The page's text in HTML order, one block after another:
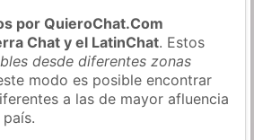
por QuieroChat.Com
Chat y el LatinChat. Estos
desde diferentes zonas
modo es posible encontrar
a las de mayor afluencia